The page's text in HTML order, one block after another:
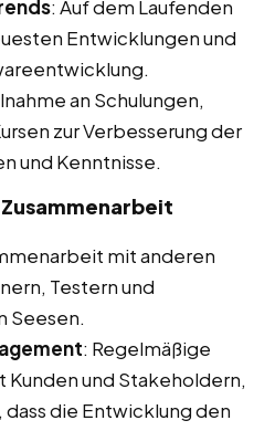
: Auf dem Laufenden
Entwicklungen und
an Schulungen,
zur Verbesserung der
und Kenntnisse.
mit anderen
Testern und
Seesen.
: Regelmäßige
Kunden und Stakeholdern,
die Entwicklung den